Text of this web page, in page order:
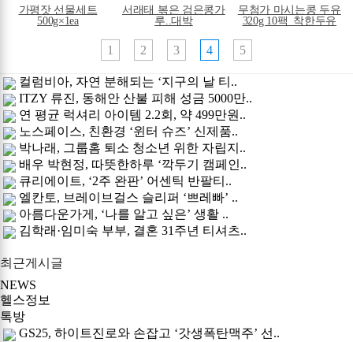
가평잣 선물세트
500g×1ea
서래태 볶은 검은콩가
루..대박
무첨가 마시는콩 두유
320g 10팩_착한두유
1 2 3 4 5
컬럼비아, 자연 분해되는 ‘지구의 날 티..
ITZY 류진, 동해안 산불 피해 성금 5000만..
연 평균 럭셔리 아이템 2.2회, 약 499만원..
노스페이스, 친환경 ‘윈터 슈즈’ 신제품..
박나래, 그룹홈 퇴소 청소년 위한 자립지..
배우 박현정, 따뜻한하루 ‘깍두기 캠페인..
큐리에이트, ‘2주 완판’ 어센틱 반팔티..
엘칸토, 브레이브걸스 슬리퍼 ‘쁘레빠’ ..
아름다운가게, ‘나를 알고 싶은’ 생활 ..
김학래·임미숙 부부, 결혼 31주년 티셔츠..
최근게시글
NEWS
헬스정보
톡방
GS25, 하이트진로와 손잡고 ‘갓생폭탄맥주’ 선..